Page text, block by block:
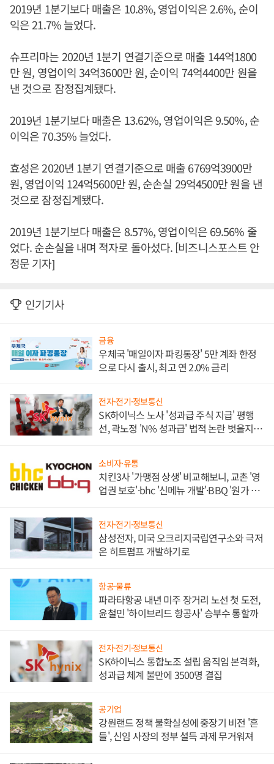
2019년 1분기보다 매출은 10.8%, 영업이익은 2.6%, 순이
익은 21.7% 늘었다.
슈프리마는 2020년 1분기 연결기준으로 매출 144억1800
만 원, 영업이익 34억3600만 원, 순이익 74억4400만 원을
낸 것으로 잠정집계됐다.
2019년 1분기보다 매출은 13.62%, 영업이익은 9.50%, 순
이익은 70.35% 늘었다.
효성은 2020년 1분기 연결기준으로 매출 6769억3900만
원, 영업이익 124억5600만 원, 순손실 29억4500만 원을 낸
것으로 잠정집계됐다.
2019년 1분기보다 매출은 8.57%, 영업이익은 69.56% 줄
었다. 순손실을 내며 적자로 돌아섰다. [비즈니스포스트 안
정문 기자]
인기기사
금융
우체국 '매일이자 파킹통장' 5만 계좌 한정
으로 다시 출시, 최고 연 2.0% 금리
전자·전기·정보통신
SK하이닉스 노사 '성과급 주식 지급' 평행
선, 곽노정 'N% 성과급' 법적 논란 벗을지 주
소비자·유통
치킨3사 '가맹점 상생' 비교해보니, 교촌 '영
업권 보호'·bhc '신메뉴 개발'·BBQ '원가 부
전자·전기·정보통신
삼성전자, 미국 오크리지국립연구소와 극저
온 히트펌프 개발하기로
항공·물류
파라타항공 내년 미주 장거리 노선 첫 도전,
윤철민 '하이브리드 항공사' 승부수 통할까
전자·전기·정보통신
SK하이닉스 통합노조 설립 움직임 본격화,
성과급 체계 불만에 3500명 결집
공기업
강원랜드 정책 불확실성에 중장기 비전 '흔
들', 신임 사장의 정부 설득 과제 무거워져